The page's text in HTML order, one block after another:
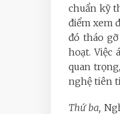
chuẩn kỹ
điểm xem
đó tháo
hoạt. Việc
quan
nghệ tiên
Thứ ba,